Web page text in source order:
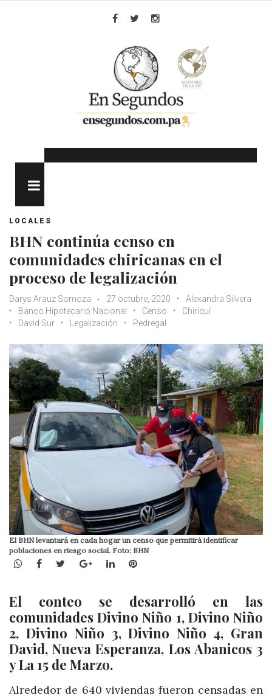
LOCALES
BHN continúa censo en
comunidades chiricanas en el
proceso de legalización
Darys Arauz Somoza 27 octubre, 2020
Alexandra Silvera
Banco Hipotecario Nacional
Censo
Chiriquí
David Sur
Legalización Pedregal
El BHN levantará en cada hogar un censo que permitirá identificar
poblaciones en riesgo social. Foto: BHN
WhatsApp
Facebook
TwitterGoogle+LinkedInPinterest
El conteo se desarrolló en las
comunidades Divino Niño 1, Divino Niño
2, Divino Niño 3, Divino Niño 4, Gran
David, Nueva Esperanza, Los Abanicos 3
y La 15 de Marzo.
Alrededor de 640 viviendas fueron censadas en